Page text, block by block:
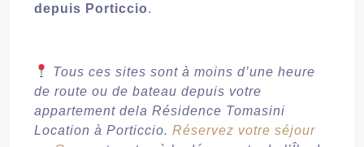
depuis Porticcio.
Tous ces sites sont à moins d’une heure
de route ou de bateau depuis votre
appartement dela Résidence Tomasini
Location à Porticcio. Réservez votre séjour